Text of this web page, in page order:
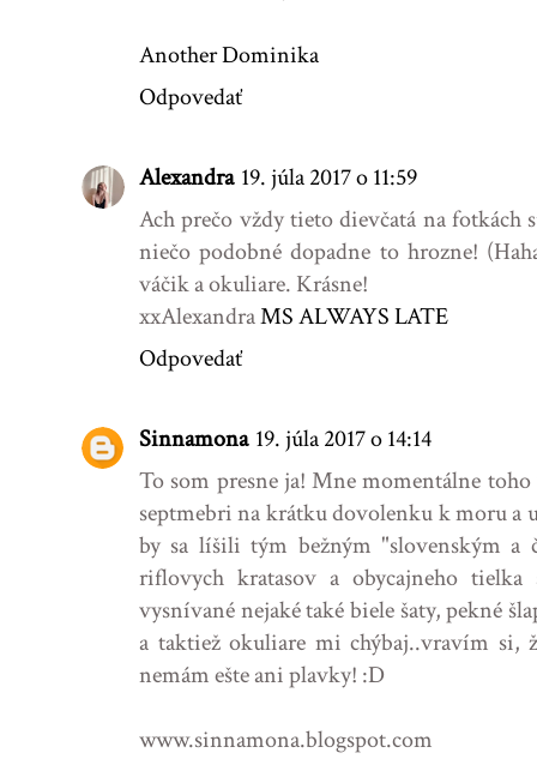
Another Dominika
Odpovedať
Alexandra 19. júla 2017 o 11:59
Ach prečo vždy tieto dievčatá na fotkách
niečo podobné dopadne to hrozne!
váčik a okuliare. Krásne!
xxAlexandraMS ALWAYS LATE
Odpovedať
Sinnamona 19. júla 2017 o 14:14
To som presne ja! Mne momentálne
septmebri na krátku dovolenku k moru a
by sa líšili tým bežným "slovenským a
riflovych kratasov a obycajneho
vysnívané nejaké také biele šaty, pekné
a taktiež okuliare mi chýbaj..vravím si,
nemám ešte ani plavky! :D
www.sinnamona.blogspot.com